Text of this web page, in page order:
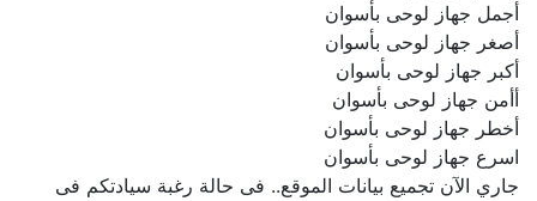
أجمل جهاز لوحى بأسوان
أصغر جهاز لوحى بأسوان
أكبر جهاز لوحى بأسوان
أأمن جهاز لوحى بأسوان
أخطر جهاز لوحى بأسوان
اسرع جهاز لوحى بأسوان
جاري الآن تجميع بيانات الموقع.. فى حالة رغبة سيادتكم فى